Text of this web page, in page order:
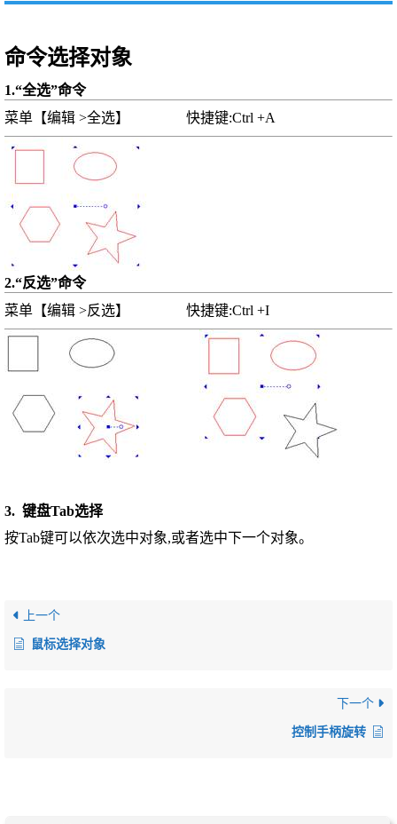
命令选择对象
1.“全选”命令
菜单【编辑 >全选】 快捷键:Ctrl +A
2.“反选”命令
菜单【编辑 >反选】 快捷键:Ctrl +I
3. 键盘Tab选择
按Tab键可以依次选中对象,或者选中下一个对象。
上一个
鼠标选择对象
下一个
控制手柄旋转